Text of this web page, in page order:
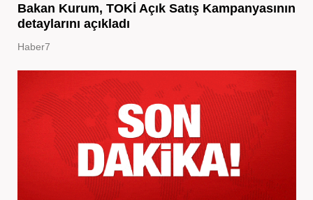
Bakan Kurum, TOKİ Açık Satış Kampanyasının
detaylarını açıkladı
Haber7